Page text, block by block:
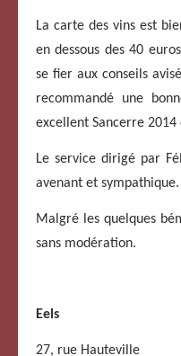
La carte des vins est
en dessous des 40
se fier aux conseils
recommandé une
excellent Sancerre
Le service dirigé par
avenant et sympathique.
Malgré les quelques
sans modération.
Eels
27, rue Hauteville